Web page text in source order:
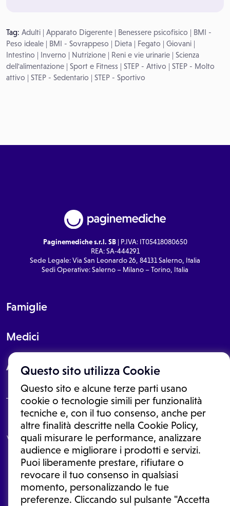
Questo sito utilizza Cookie
Questo sito e alcune terze parti usano
cookie o tecnologie simili per funzionalità
tecniche e, con il tuo consenso, anche per
altre finalità descritte nella Cookie Policy,
quali misurare le performance, analizzare
audience e migliorare i prodotti e servizi.
Puoi liberamente prestare, rifiutare o
revocare il tuo consenso in qualsiasi
momento, personalizzando le tue
preferenze. Cliccando sul pulsante "Accetta
Tag: Adulti | Apparato Digerente | Benessere psicofisico | BMI -
Peso ideale | BMI - Sovrappeso | Dieta | Fegato | Giovani |
Intestino | Inverno | Nutrizione | Reni e vie urinarie | Scienza
dell'alimentazione | Sport e Fitness | STEP - Attivo | STEP - Molto
attivo | STEP - Sedentario | STEP - Sportivo
Paginemediche s.r.l. SB| P.IVA: IT05418080650
REA: SA-444291
Sede Legale: Via San Leonardo 26, 84131 Salerno, Italia
Sedi Operative: Salerno – Milano – Torino, Italia
Famiglie
Medici
About
Le informazioni proposte in questo sito non sono un consulto medico.
In nessun caso, queste informazioni sostituiscono un consulto, una
visita o una diagnosi formulata dal medico. Non si devono considerare
le informazioni disponibili come suggerimenti per la formulazione di
una diagnosi, la determinazione di un trattamento o l'assunzione o
sospensione di un farmaco senza prima consultare un medico di
medicina generale o uno specialista.
Condizioni di utilizzo|Privacy Policy |Gestione cookie
Ⓒ 2026 | Tutti i diritti riservati.